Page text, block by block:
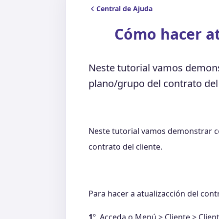
Central de Ajuda
Cómo hacer
Neste tutorial vamos
plano/grupo del contrato
Neste tutorial vamos demonstrar
contrato del cliente.
Para hacer a atualizacción del